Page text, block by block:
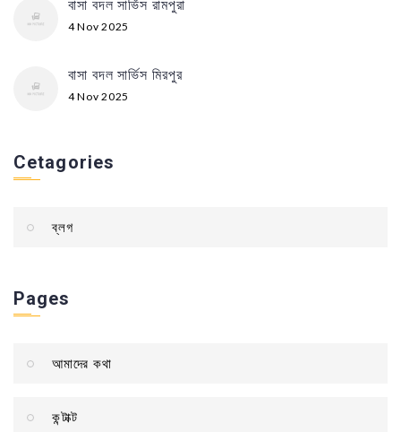
বাসা বদল সার্ভিস রামপুরা
4 Nov 2025
বাসা বদল সার্ভিস মিরপুর
4 Nov 2025
Cetagories
ব্লগ
Pages
আমাদের কথা
কন্টাক্ট